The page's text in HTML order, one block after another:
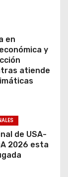
en
y
atiende
de USA-
2026 esta